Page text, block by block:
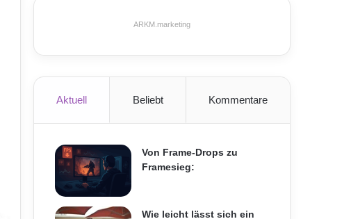
ARKM.marketing
Aktuell Beliebt Kommentare
Von Frame-Drops zu
Framesieg:
Wie leicht lässt sich ein